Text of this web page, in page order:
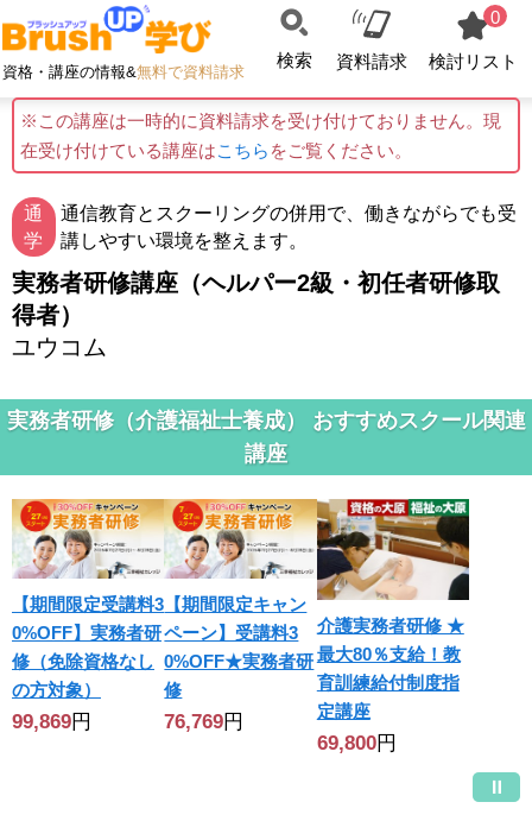
資格・講座の情報&無料で資料請求
検索 資料請求
0
検討リスト
※この講座は一時的に資料請求を受け付けておりません。現
在受け付けている講座はこちら をご覧ください。
通
学
通信教育とスクーリングの併用で、働きながらでも受
講しやすい環境を整えます。
実務者研修講座（ヘルパー2級・初任者研修取
得者）
ユウコム
実務者研修（介護福祉士養成） おすすめスクール関連
講座
【期間限定受講料3
0%OFF】実務者研
修（免除資格なし
の方対象）
99,869円
【期間限定キャン
ペーン】受講料3
0%OFF★実務者研
修
76,769円
介護実務者研修 ★
最大80％支給！教
育訓練給付制度指
定講座
69,800円